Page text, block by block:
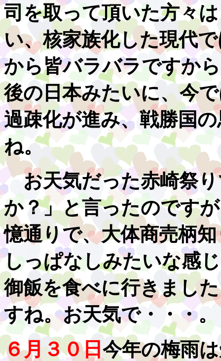
司を取って頂いた方々
い、核家族化した現代
から皆バラバラですか
後の日本みたいに、今
過疎化が進み、戦勝国
ね。
お天気だった赤崎祭り
か？」と言ったのです
憶通りで、大体商売柄
しっぱなしみたいな感
御飯を食べに行きまし
すね。お天気で・・・。
６月３０日 今年の梅雨